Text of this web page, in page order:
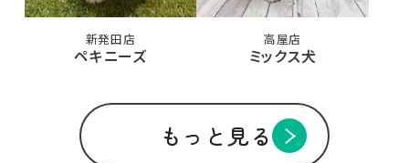
新発田店
ペキニーズ
高屋店
ミックス犬
もっと見る